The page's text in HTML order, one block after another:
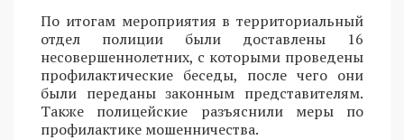
По итогам мероприятия в территориальный
отдел полиции были доставлены 16
несовершеннолетних, с которыми проведены
профилактические беседы, после чего они
были переданы законным представителям.
Также полицейские разъяснили меры по
профилактике мошенничества.